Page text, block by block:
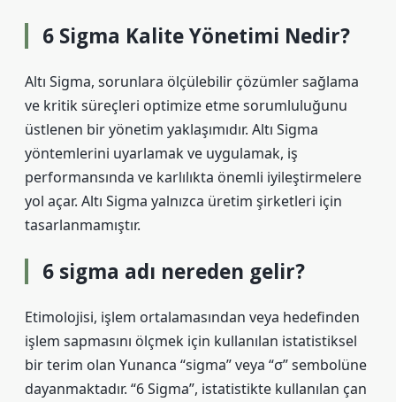
6 Sigma Kalite Yönetimi Nedir?
Altı Sigma, sorunlara ölçülebilir çözümler sağlama
ve kritik süreçleri optimize etme sorumluluğunu
üstlenen bir yönetim yaklaşımıdır. Altı Sigma
yöntemlerini uyarlamak ve uygulamak, iş
performansında ve karlılıkta önemli iyileştirmelere
yol açar. Altı Sigma yalnızca üretim şirketleri için
tasarlanmamıştır.
6 sigma adı nereden gelir?
Etimolojisi, işlem ortalamasından veya hedefinden
işlem sapmasını ölçmek için kullanılan istatistiksel
bir terim olan Yunanca “sigma” veya “σ” sembolüne
dayanmaktadır. “6 Sigma”, istatistikte kullanılan çan